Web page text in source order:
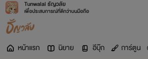
Tunwalai ธัญวลัย
เพื่อประสบการณ์ที่ดีกว่าบนมือถือ
หน้าแรก นิยาย อีบุ๊ก การ์ตูน